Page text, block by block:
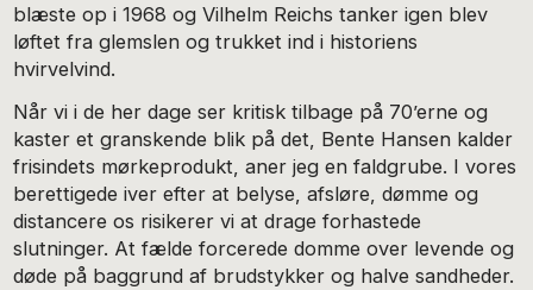
blæste op i 1968 og Vilhelm Reichs tanker igen blev
løftet fra glemslen og trukket ind i historiens
hvirvelvind.
Når vi i de her dage ser kritisk tilbage på 70’erne og
kaster et granskende blik på det, Bente Hansen kalder
frisindets mørkeprodukt, aner jeg en faldgrube. I vores
berettigede iver efter at belyse, afsløre, dømme og
distancere os risikerer vi at drage forhastede
slutninger. At fælde forcerede domme over levende og
døde på baggrund af brudstykker og halve sandheder.